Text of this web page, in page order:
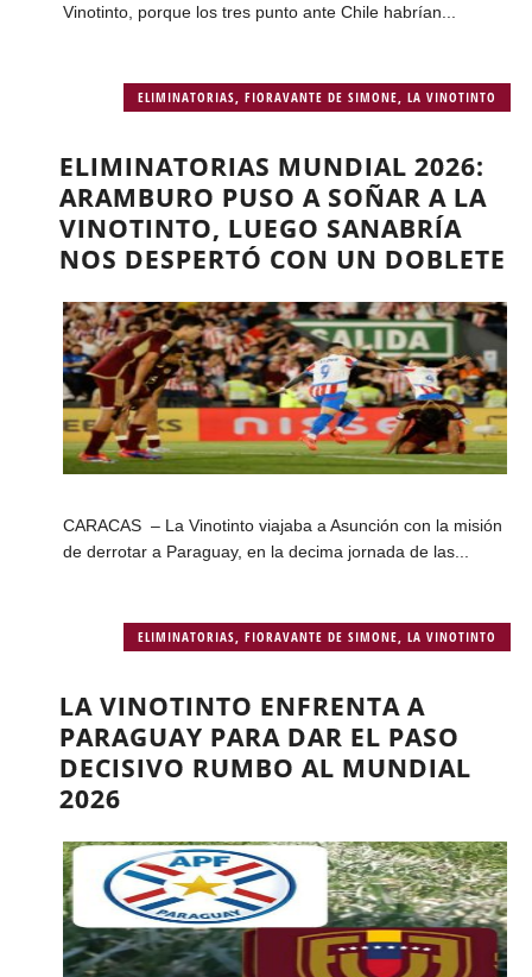
Vinotinto, porque los tres punto ante Chile habrían...
ELIMINATORIAS ,FIORAVANTE DE SIMONE ,LA VINOTINTO
ELIMINATORIAS MUNDIAL 2026:
ARAMBURO PUSO A SOÑAR A LA
VINOTINTO, LUEGO SANABRÍA
NOS DESPERTÓ CON UN DOBLETE
CARACAS – La Vinotinto viajaba a Asunción con la misión
de derrotar a Paraguay, en la decima jornada de las...
ELIMINATORIAS ,FIORAVANTE DE SIMONE ,LA VINOTINTO
LA VINOTINTO ENFRENTA A
PARAGUAY PARA DAR EL PASO
DECISIVO RUMBO AL MUNDIAL
2026